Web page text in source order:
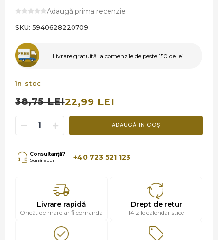
Adaugă prima recenzie
SKU: 5940628220709
Livrare gratuită la comenzile de peste 150 de lei
în stoc
38,75 LEI22,99 LEI
ADAUGĂ ÎN COȘ
Consultanță?
Sună acum
+40 723 521 123
Livrare rapidă
Oricât de mare ar fi comanda
Drept de retur
14 zile calendaristice